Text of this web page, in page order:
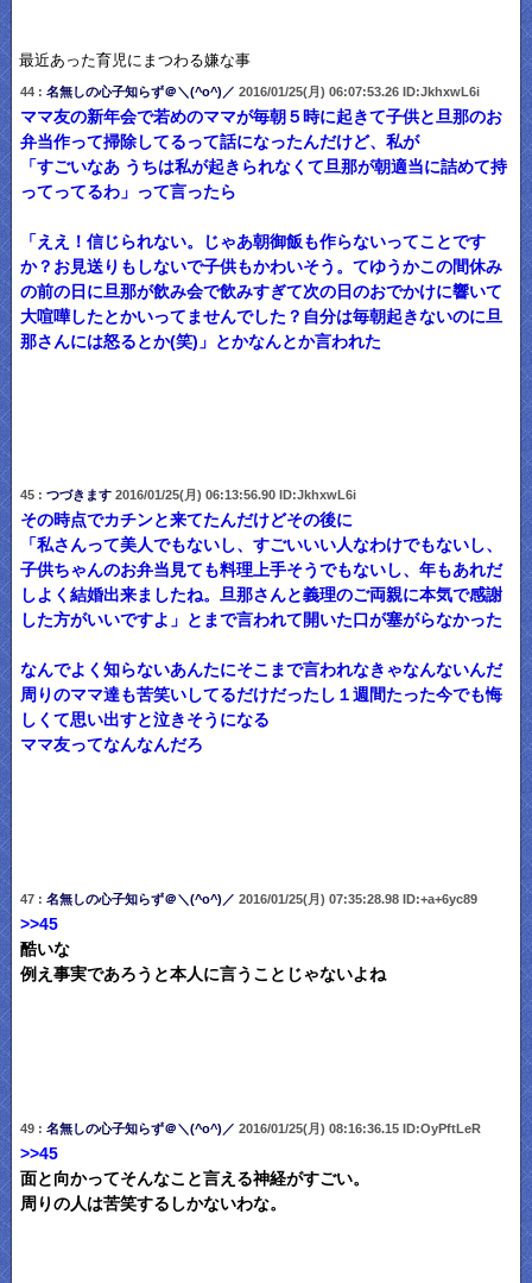
最近あった育児にまつわる嫌な事
44 : 名無しの心子知らず＠＼(^o^)／ 2016/01/25(月) 06:07:53.26 ID:JkhxwL6i
ママ友の新年会で若めのママが毎朝５時に起きて子供と旦那のお
弁当作って掃除してるって話になったんだけど、私が
「すごいなあ うちは私が起きられなくて旦那が朝適当に詰めて持
ってってるわ」って言ったら
「ええ！信じられない。じゃあ朝御飯も作らないってことです
か？お見送りもしないで子供もかわいそう。てゆうかこの間休み
の前の日に旦那が飲み会で飲みすぎて次の日のおでかけに響いて
大喧嘩したとかいってませんでした？自分は毎朝起きないのに旦
那さんには怒るとか(笑)」とかなんとか言われた
45 : つづきます2016/01/25(月) 06:13:56.90 ID:JkhxwL6i
その時点でカチンと来てたんだけどその後に
「私さんって美人でもないし、すごいいい人なわけでもないし、
子供ちゃんのお弁当見ても料理上手そうでもないし、年もあれだ
しよく結婚出来ましたね。旦那さんと義理のご両親に本気で感謝
した方がいいですよ」とまで言われて開いた口が塞がらなかった
なんでよく知らないあんたにそこまで言われなきゃなんないんだ
周りのママ達も苦笑いしてるだけだったし１週間たった今でも悔
しくて思い出すと泣きそうになる
ママ友ってなんなんだろ
47 : 名無しの心子知らず＠＼(^o^)／ 2016/01/25(月) 07:35:28.98 ID:+a+6yc89
>>45
酷いな
例え事実であろうと本人に言うことじゃないよね
49 : 名無しの心子知らず＠＼(^o^)／ 2016/01/25(月) 08:16:36.15 ID:OyPftLeR
>>45
面と向かってそんなこと言える神経がすごい。
周りの人は苦笑するしかないわな。